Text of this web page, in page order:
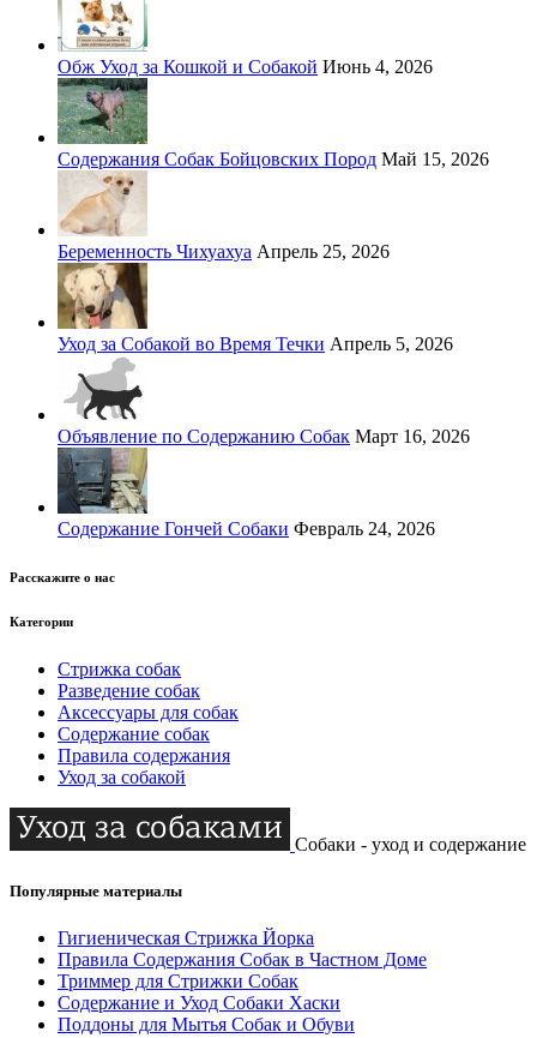
Обж Уход за Кошкой и Собакой Июнь 4, 2026
Содержания Собак Бойцовских Пород Май 15, 2026
Беременность Чихуахуа Апрель 25, 2026
Уход за Собакой во Время Течки Апрель 5, 2026
Объявление по Содержанию Собак Март 16, 2026
Содержание Гончей Собаки Февраль 24, 2026
Расскажите о нас
Категории
Стрижка собак
Разведение собак
Аксессуары для собак
Содержание собак
Правила содержания
Уход за собакой
Собаки - уход и содержание
Популярные материалы
Гигиеническая Стрижка Йорка
Правила Содержания Собак в Частном Доме
Триммер для Стрижки Собак
Содержание и Уход Собаки Хаски
Поддоны для Мытья Собак и Обуви